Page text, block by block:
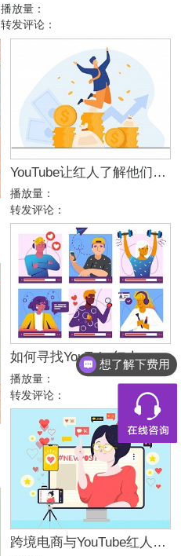
播放量：
转发评论：
YouTube让红人了解他们在该平台上是如何赚钱的
播放量：
转发评论：
如何寻找YouTube红人——2020全球寻找网红的7款工具
播放量：
转发评论：
跨境电商与YouTube红人合作的4大要点
想了解下费用
都有什么服务